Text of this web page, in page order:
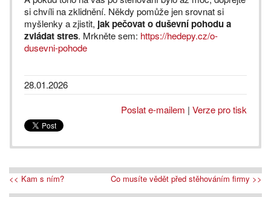
si chvíli na zklidnění. Někdy pomůže jen srovnat si
myšlenky a zjistit, jak pečovat o duševní pohodu a
zvládat stres. Mrkněte sem: https://hedepy.cz/o-
dusevni-pohode
28.01.2026
Poslat e-mailem | Verze pro tisk
<< Kam s ním? Co musíte vědět před stěhováním firmy >>